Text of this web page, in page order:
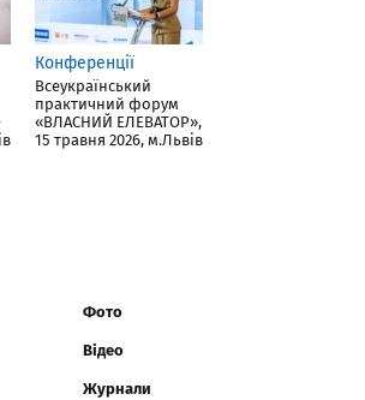
Конференції
Всеукраїнський
практичний форум
«ВЛАСНИЙ ЕЛЕВАТОР»,
15 травня 2026, м.Львів
Фото
Відео
Журнали